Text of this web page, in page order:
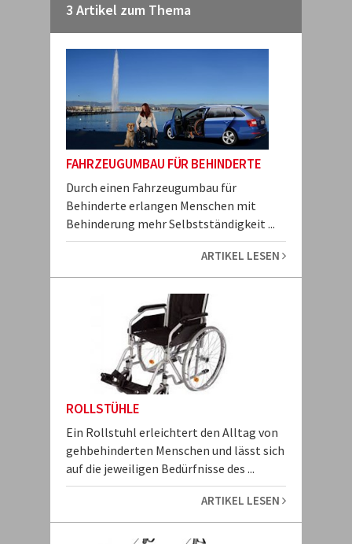
3 Artikel zum Thema
FAHRZEUGUMBAU FÜR BEHINDERTE
Durch einen Fahrzeugumbau für
Behinderte erlangen Menschen mit
Behinderung mehr Selbstständigkeit ...
ARTIKEL LESEN
ROLLSTÜHLE
Ein Rollstuhl erleichtert den Alltag von
gehbehinderten Menschen und lässt sich
auf die jeweiligen Bedürfnisse des ...
ARTIKEL LESEN